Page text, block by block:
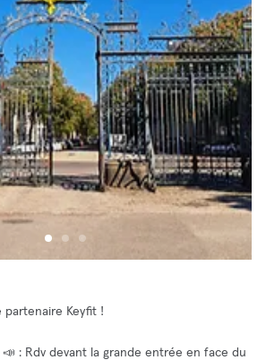
partenaire Keyfit !
: Rdv devant la grande entrée en face du